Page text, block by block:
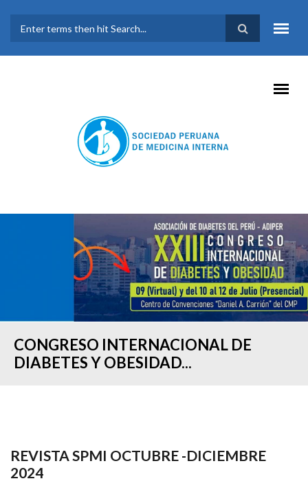
FORMULARIO DE
BÚSQUEDA
CONGRESO INTERNACIONAL DE
DIABETES Y OBESIDAD...
REVISTA SPMI OCTUBRE -DICIEMBRE
2024